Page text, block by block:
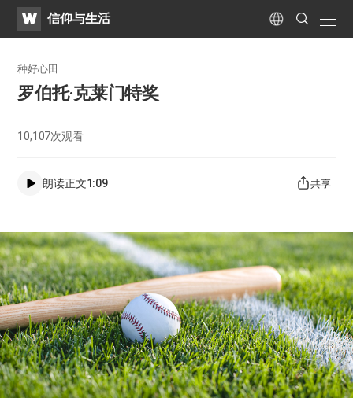
WATV信仰与生活 Language
Search
Submit
种好心田
罗伯托·克莱门特奖
10,107次观看
朗读正文1:09 共享